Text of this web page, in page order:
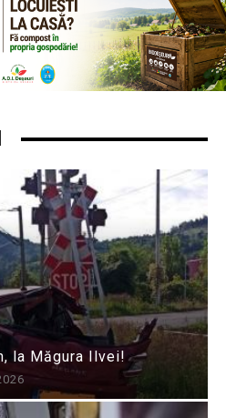
la Măgura Ilvei!